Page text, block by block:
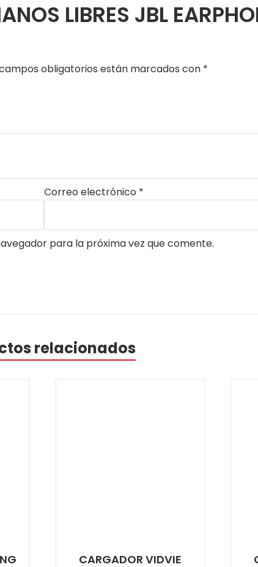
LIBRES JBL
obligatorios están marcados con *
Correo electrónico *
para la próxima vez que comente.
relacionados
CARGADOR VIDVIE